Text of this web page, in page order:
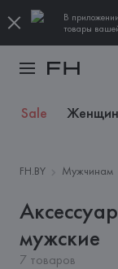
В
товары
Sale
FH.BY Мужчинам
мужские
7 товаров